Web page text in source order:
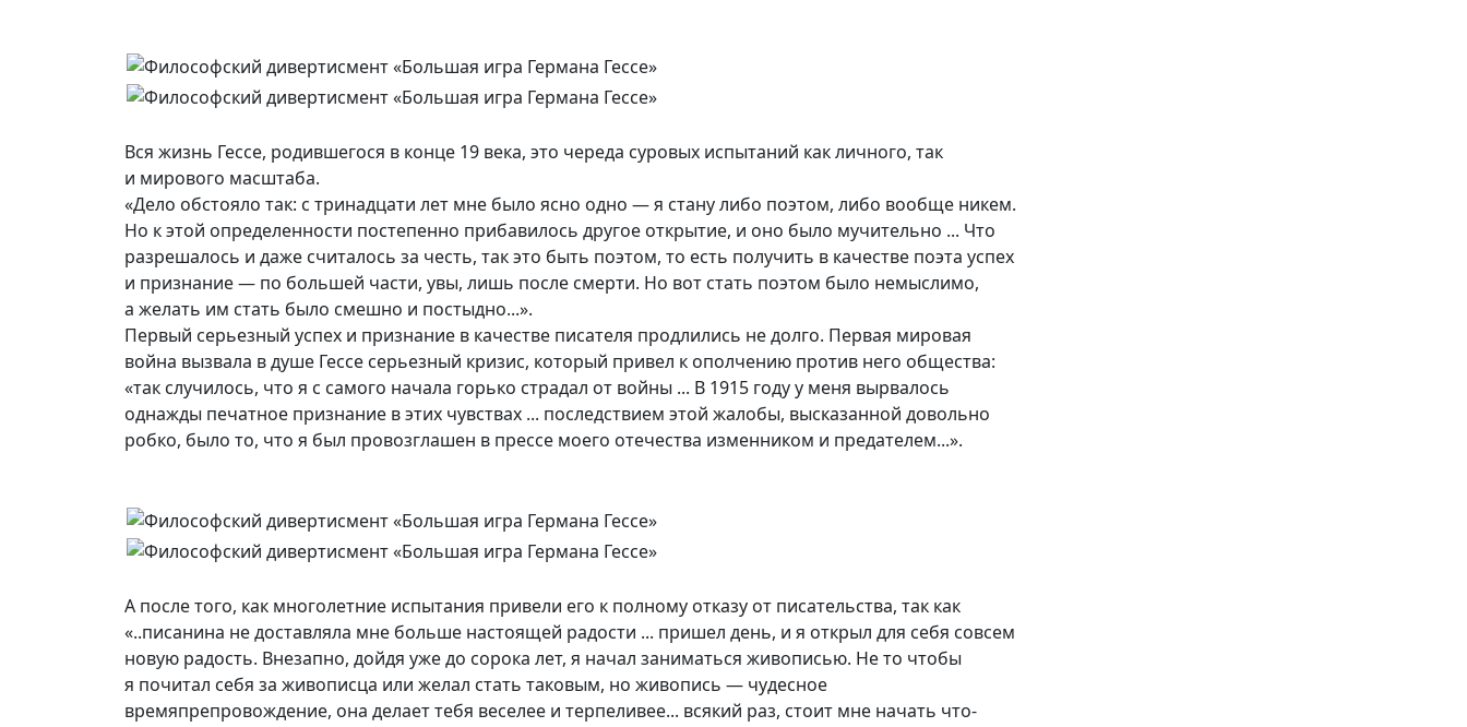
Вся жизнь Гессе, родившегося в конце 19 века, это череда суровых испытаний как личного, так
и мирового масштаба.
«Дело обстояло так: с тринадцати лет мне было ясно одно — я стану либо поэтом, либо вообще никем.
Но к этой определенности постепенно прибавилось другое открытие, и оно было мучительно ... Что
разрешалось и даже считалось за честь, так это быть поэтом, то есть получить в качестве поэта успех
и признание — по большей части, увы, лишь после смерти. Но вот стать поэтом было немыслимо,
а желать им стать было смешно и постыдно...».
Первый серьезный успех и признание в качестве писателя продлились не долго. Первая мировая
война вызвала в душе Гессе серьезный кризис, который привел к ополчению против него общества:
«так случилось, что я с самого начала горько страдал от войны ... В 1915 году у меня вырвалось
однажды печатное признание в этих чувствах ... последствием этой жалобы, высказанной довольно
робко, было то, что я был провозглашен в прессе моего отечества изменником и предателем...».
А после того, как многолетние испытания привели его к полному отказу от писательства, так как
«..писанина не доставляла мне больше настоящей радости ... пришел день, и я открыл для себя совсем
новую радость. Внезапно, дойдя уже до сорока лет, я начал заниматься живописью. Не то чтобы
я почитал себя за живописца или желал стать таковым, но живопись — чудесное
времяпрепровождение, она делает тебя веселее и терпеливее... всякий раз, стоит мне начать что-